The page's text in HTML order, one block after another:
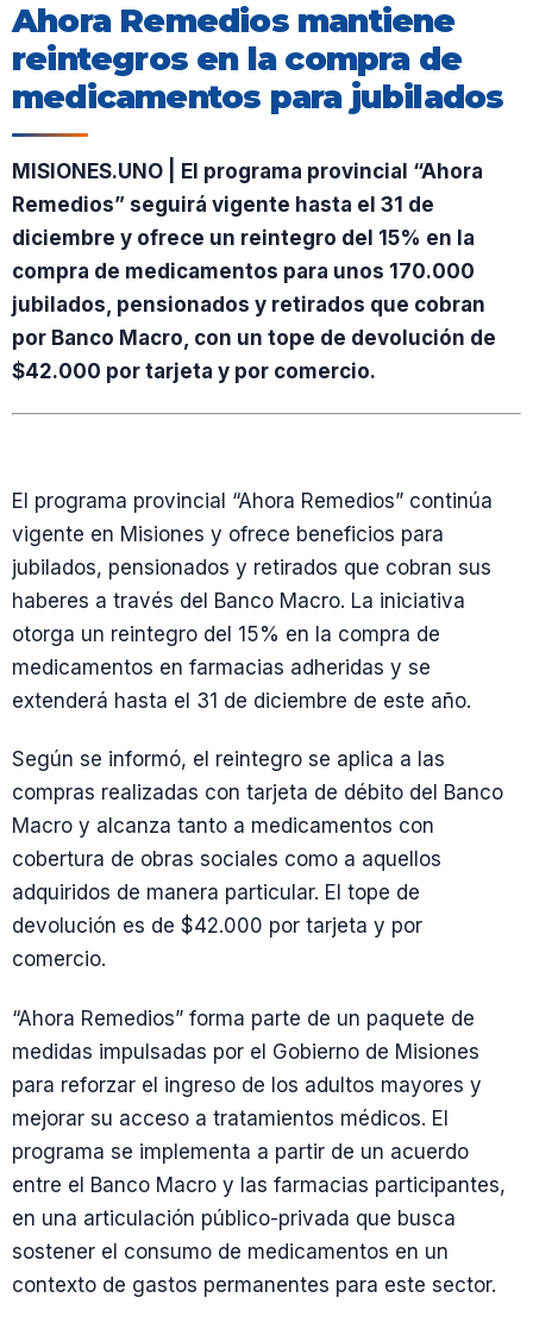
Ahora Remedios mantiene
reintegros en la compra de
medicamentos para jubilados
MISIONES.UNO | El programa provincial “Ahora
Remedios” seguirá vigente hasta el 31 de
diciembre y ofrece un reintegro del 15% en la
compra de medicamentos para unos 170.000
jubilados, pensionados y retirados que cobran
por Banco Macro, con un tope de devolución de
$42.000 por tarjeta y por comercio.
El programa provincial “Ahora Remedios” continúa
vigente en Misiones y ofrece beneficios para
jubilados, pensionados y retirados que cobran sus
haberes a través del Banco Macro. La iniciativa
otorga un reintegro del 15% en la compra de
medicamentos en farmacias adheridas y se
extenderá hasta el 31 de diciembre de este año.
Según se informó, el reintegro se aplica a las
compras realizadas con tarjeta de débito del Banco
Macro y alcanza tanto a medicamentos con
cobertura de obras sociales como a aquellos
adquiridos de manera particular. El tope de
devolución es de $42.000 por tarjeta y por
comercio.
“Ahora Remedios” forma parte de un paquete de
medidas impulsadas por el Gobierno de Misiones
para reforzar el ingreso de los adultos mayores y
mejorar su acceso a tratamientos médicos. El
programa se implementa a partir de un acuerdo
entre el Banco Macro y las farmacias participantes,
en una articulación público-privada que busca
sostener el consumo de medicamentos en un
contexto de gastos permanentes para este sector.